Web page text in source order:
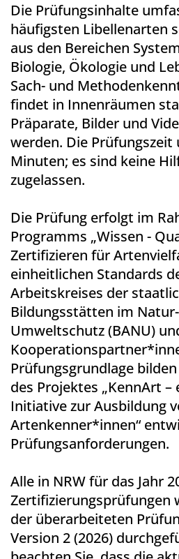
Die Prüfungsinhalte
häufigsten Libellenarten
aus den Bereichen
Biologie, Ökologie und
Sach- und
findet in Innenräumen
Präparate, Bilder und
werden. Die
Minuten; es sind keine
zugelassen.
Die Prüfung erfolgt im
Programms „Wissen -
Zertifizieren für
einheitlichen Standards
Arbeitskreises der
Bildungsstätten im
Umweltschutz (BANU)
Prüfungsgrundlage
des Projektes „KennArt
Initiative zur Ausbildung
Artenkenner*innen“
Prüfungsanforderungen.
Alle in NRW für das Jahr
Zertifizierungsprüfungen
der überarbeiteten
Version 2 (2026)